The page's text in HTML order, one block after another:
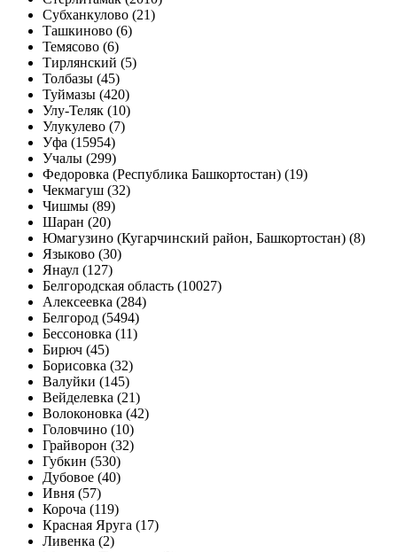
Субханкулово (21)
Ташкиново (6)
Темясово (6)
Тирлянский (5)
Толбазы (45)
Туймазы (420)
Улу-Теляк (10)
Улукулево (7)
Уфа (15954)
Учалы (299)
Федоровка (Республика Башкортостан) (19)
Чекмагуш (32)
Чишмы (89)
Шаран (20)
Юмагузино (Кугарчинский район, Башкортостан) (8)
Языково (30)
Янаул (127)
Белгородская область (10027)
Алексеевка (284)
Белгород (5494)
Бессоновка (11)
Бирюч (45)
Борисовка (32)
Валуйки (145)
Вейделевка (21)
Волоконовка (42)
Головчино (10)
Грайворон (32)
Губкин (530)
Дубовое (40)
Ивня (57)
Короча (119)
Красная Яруга (17)
Ливенка (2)